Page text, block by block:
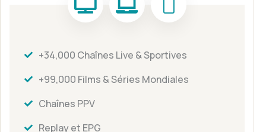
+34,000 Chaînes Live & Sportives
+99,000 Films & Séries Mondiales
Chaînes PPV
Replay et EPG